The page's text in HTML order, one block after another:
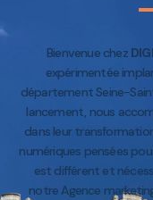
Bienvenue chez
expérimentée
département Seine-
lancement, nous
dans leur
numériques pensées
est différent et
notre Agence